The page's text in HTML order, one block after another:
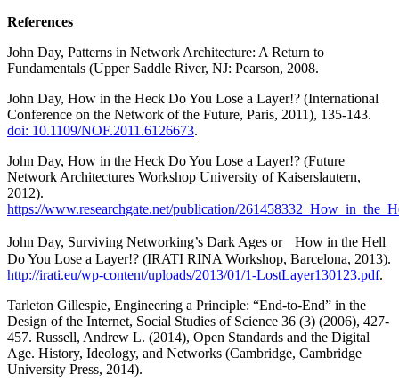
References
John Day, Patterns in Network Architecture: A Return to
Fundamentals (Upper Saddle River, NJ: Pearson, 2008.
John Day, How in the Heck Do You Lose a Layer!? (International
Conference on the Network of the Future, Paris, 2011), 135-143.
doi: 10.1109/NOF.2011.6126673.
John Day, How in the Heck Do You Lose a Layer!? (Future
Network Architectures Workshop University of Kaiserslautern,
2012).
https://www.researchgate.net/publication/
John Day, Surviving Networking’s Dark Ages or How in the Hell
Do You Lose a Layer!? (IRATI RINA Workshop, Barcelona, 2013).
http://irati.eu/wp-content/uploads/2013/01/1-LostLayer130123.pdf.
Tarleton Gillespie, Engineering a Principle: “End-to-End” in the
Design of the Internet, Social Studies of Science 36 (3) (2006), 427-
457. Russell, Andrew L. (2014), Open Standards and the Digital
Age. History, Ideology, and Networks (Cambridge, Cambridge
University Press, 2014).